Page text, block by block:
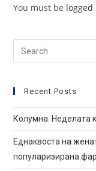
You must be logged
Search
for:
Recent Posts
Колумна: Неделата
Еднаквоста на
популаризирана